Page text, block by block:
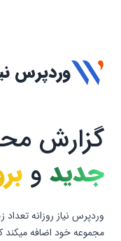
وردپرس
گزارش
جدید و
وردپرس نیاز روزانه تعداد
مجموعه خود اضافه میکند